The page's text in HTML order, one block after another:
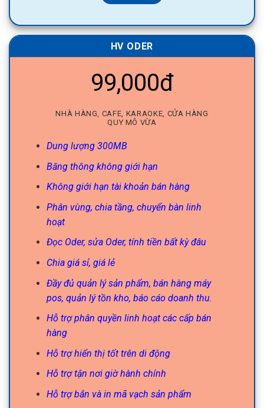
HV ODER
99,000đ
NHÀ HÀNG, CAFE, KARAOKE, CỬA HÀNG
QUY MÔ VỪA
Dung lượng 300MB
Băng thông không giới hạn
Không giới hạn tài khoản bán hàng
Phân vùng, chia tầng, chuyển bàn linh
hoạt
Đọc Oder, sửa Oder, tính tiền bất kỳ đâu
Chia giá sỉ, giá lẻ
Đầy đủ quản lý sản phẩm, bán hàng máy
pos, quản lý tồn kho, báo cáo doanh thu.
Hỗ trợ phân quyền linh hoạt các cấp bán
hàng
Hỗ trợ hiển thị tốt trên di động
Hỗ trợ tận nơi giờ hành chính
Hỗ trợ bắn và in mã vạch sản phẩm